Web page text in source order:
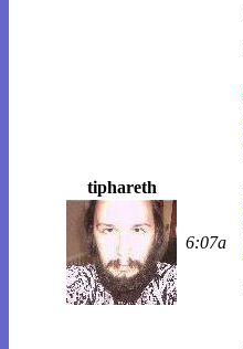
tiphareth
6:07a